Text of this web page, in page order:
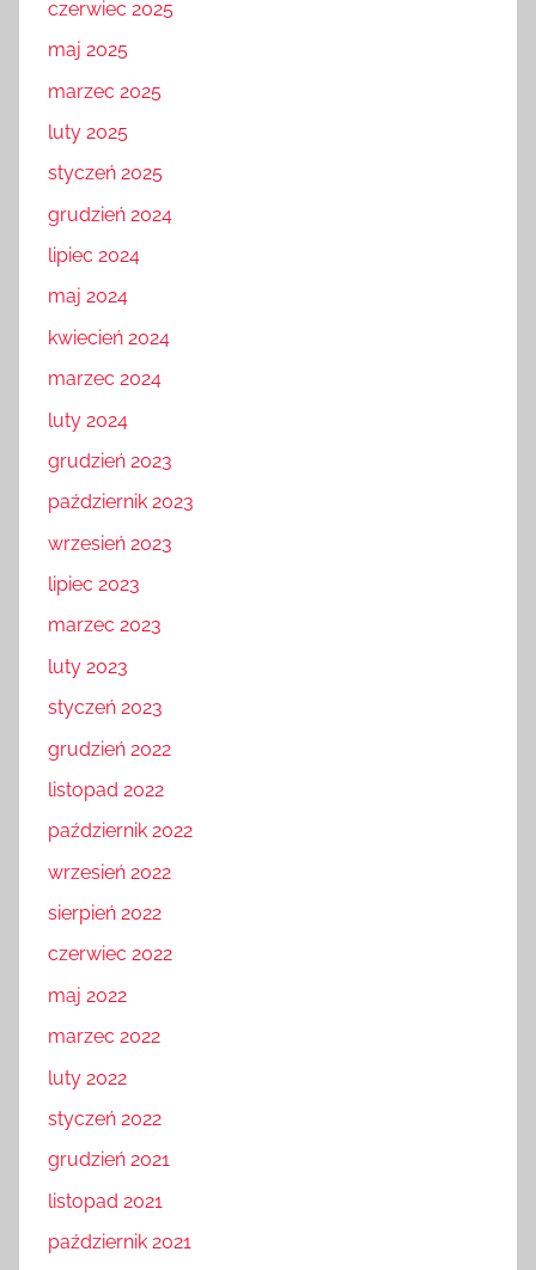
czerwiec 2025
maj 2025
marzec 2025
luty 2025
styczeń 2025
grudzień 2024
lipiec 2024
maj 2024
kwiecień 2024
marzec 2024
luty 2024
grudzień 2023
październik 2023
wrzesień 2023
lipiec 2023
marzec 2023
luty 2023
styczeń 2023
grudzień 2022
listopad 2022
październik 2022
wrzesień 2022
sierpień 2022
czerwiec 2022
maj 2022
marzec 2022
luty 2022
styczeń 2022
grudzień 2021
listopad 2021
październik 2021